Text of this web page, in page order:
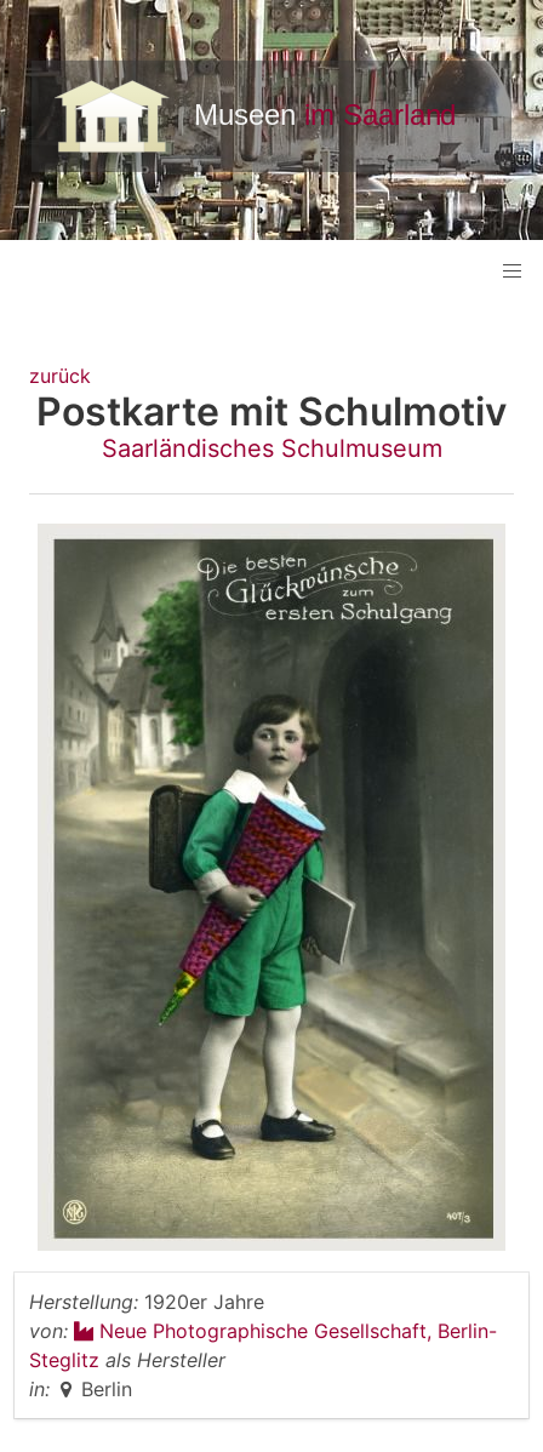
zurück
Postkarte mit Schulmotiv
Saarländisches Schulmuseum
Herstellung: 1920er Jahre
von:
Neue Photographische Gesellschaft, Berlin-
Steglitz als Hersteller
in:
Berlin